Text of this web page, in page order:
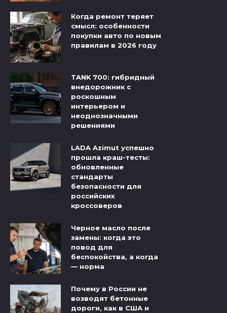
Когда ремонт теряет
смысл: особенности
покупки авто по новым
правилам в 2026 году
TANK 700: гибридный
внедорожник с
роскошным
интерьером и
неоднозначными
решениями
LADA Azimut успешно
прошла краш-тесты:
обновленные
стандарты
безопасности для
российских
кроссоверов
Черное масло после
замены: когда это
повод для
беспокойства, а когда
— норма
Почему в России не
возводят бетонные
дороги, как в США и